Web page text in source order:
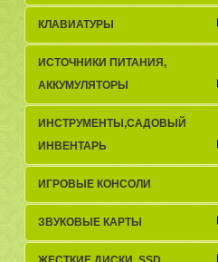
КЛАВИАТУРЫ
ИСТОЧНИКИ ПИТАНИЯ,
АККУМУЛЯТОРЫ
ИНСТРУМЕНТЫ,САДОВЫЙ
ИНВЕНТАРЬ
ИГРОВЫЕ КОНСОЛИ
ЗВУКОВЫЕ КАРТЫ